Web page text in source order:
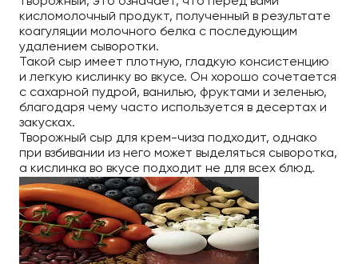
кисломолочный продукт, полученный в результате
коагуляции молочного белка с последующим
удалением сыворотки.
Такой сыр имеет плотную, гладкую консистенцию
и легкую кислинку во вкусе. Он хорошо сочетается
с сахарной пудрой, ванилью, фруктами и зеленью,
благодаря чему часто используется в десертах и
закусках.
Творожный сыр для крем-чиза подходит, однако
при взбивании из него может выделяться сыворотка,
а кислинка во вкусе подходит не для всех блюд.